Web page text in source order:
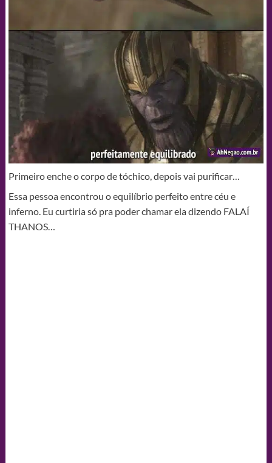
Primeiro enche o corpo de tóchico, depois vai purificar…
Essa pessoa encontrou o equilíbrio perfeito entre céu e
inferno. Eu curtiria só pra poder chamar ela dizendo FALAÍ
THANOS…